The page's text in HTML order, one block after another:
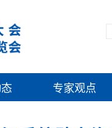
专家观点